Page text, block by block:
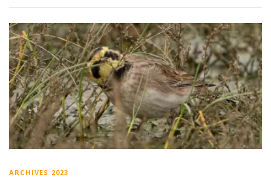
ARCHIVES 2023